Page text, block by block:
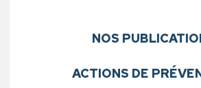
NOS
ACTIONS DE